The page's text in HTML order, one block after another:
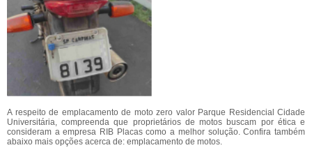
A respeito de emplacamento de moto zero valor Parque Residencial Cidade
Universitária, compreenda que proprietários de motos buscam por ética e
consideram a empresa RIB Placas como a melhor solução. Confira também
abaixo mais opções acerca de: emplacamento de motos.